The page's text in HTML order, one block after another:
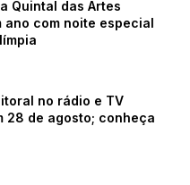
Quintal das Artes
ano com noite especial
no rádio e TV
28 de agosto; conheça